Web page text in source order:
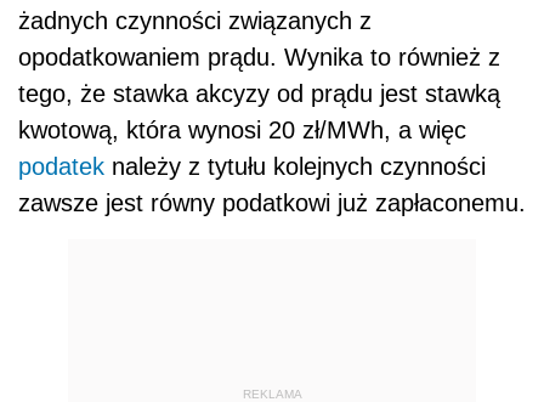
żadnych czynności związanych z
opodatkowaniem prądu. Wynika to również z
tego, że stawka akcyzy od prądu jest stawką
kwotową, która wynosi 20 zł/MWh, a więc
podatek należy z tytułu kolejnych czynności
zawsze jest równy podatkowi już zapłaconemu.
REKLAMA